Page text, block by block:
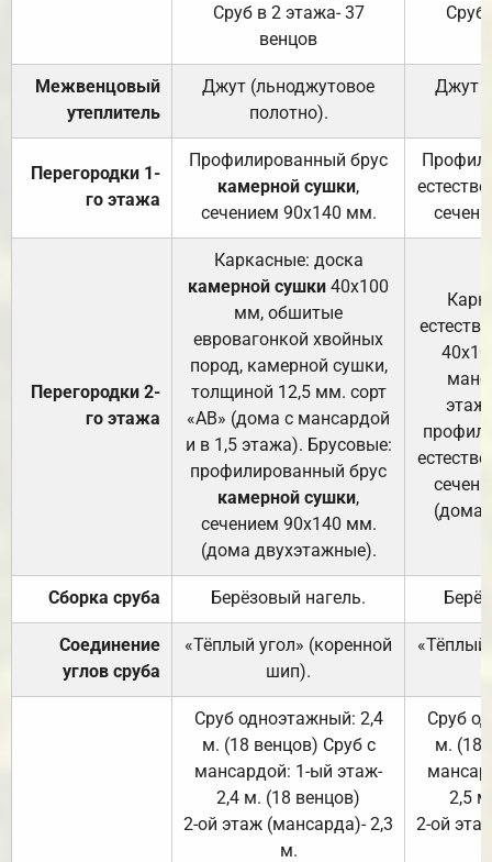
Сруб в 2 этажа- 37
венцов
Сруб
Межвенцовый
утеплитель
Джут (льноджутовое
полотно).
Джут
Перегородки 1-
го этажа
Профилированный брус
камерной сушки,
сечением 90х140 мм.
Перегородки 2-
го этажа
Каркасные: доска
камерной сушки 40х100
мм, обшитые
евровагонкой хвойных
пород, камерной сушки,
толщиной 12,5 мм. сорт
«АВ» (дома с мансардой
и в 1,5 этажа). Брусовые:
профилированный брус
камерной сушки,
сечением 90х140 мм.
(дома двухэтажные).
(дома
Сборка сруба Берёзовый нагель.
Соединение
углов сруба
«Тёплый угол» (коренной
шип).
«Тёплый
Сруб одноэтажный: 2,4
м. (18 венцов) Сруб с
мансардой: 1-ый этаж-
2,4 м. (18 венцов)
2-ой этаж (мансарда)- 2,3
м.
Сруб
м. (18
2,5
2-ой